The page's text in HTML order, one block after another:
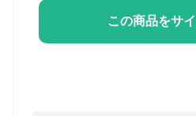
この商品をサ